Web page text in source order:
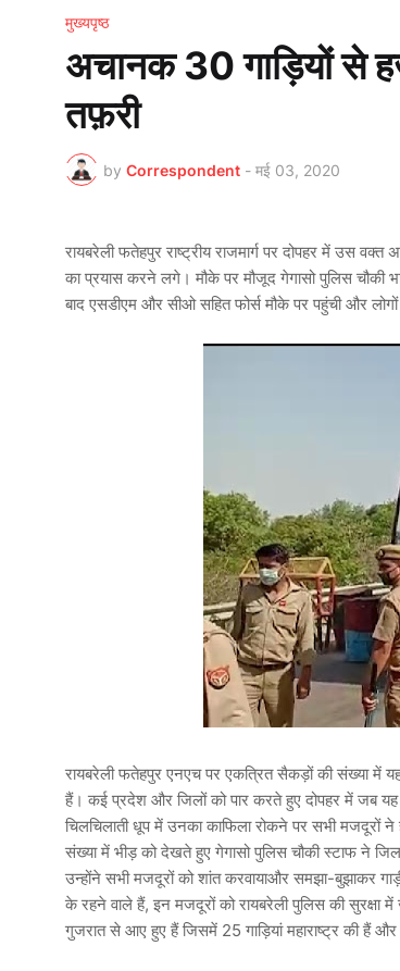
मुख्यपृष्ठ
अचानक 30 गाड़ियों से
तफ़री
by Correspondent - मई 03, 2020
रायबरेली फतेहपुर राष्ट्रीय राजमार्ग पर दोपहर में
का प्रयास करने लगे। मौके पर मौजूद गेगासो पुलिस
बाद एसडीएम और सीओ सहित फोर्स मौके पर पहुंची और
रायबरेली फतेहपुर एनएच पर एकत्रित सैकड़ों की संख्या में
हैं। कई प्रदेश और जिलों को पार करते हुए दोपहर में जब यह
चिलचिलाती धूप में उनका काफिला रोकने पर सभी मजदूरों
संख्या में भीड़ को देखते हुए गेगासो पुलिस चौकी स्टाफ ने
उन्होंने सभी मजदूरों को शांत करवायाऔर समझा-बुझाकर
के रहने वाले हैं, इन मजदूरों को रायबरेली पुलिस की सुरक्षा
गुजरात से आए हुए हैं जिसमें 25 गाड़ियां महाराष्ट्र की हैं